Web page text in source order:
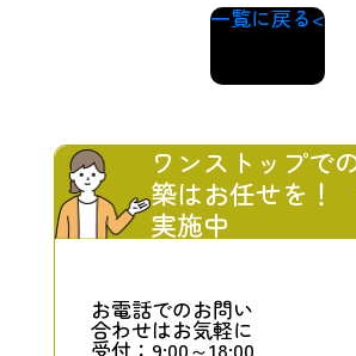
一覧に戻る
ワンストップで
築はお任せを！
実施中
お電話でのお問い
合わせはお気軽に
受付：9:00～18:00